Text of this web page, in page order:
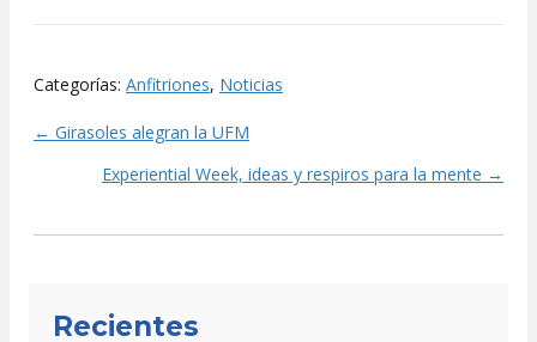
Categorías: Anfitriones, Noticias
Posts
navigation
← Girasoles alegran la UFM
Experiential Week, ideas y respiros para la mente →
Recientes